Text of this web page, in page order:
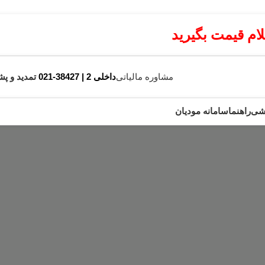
قیمت بگیرید
مشاوره مالیاتیداخلی 2 | 38427-021 تمدید و
راهنماسامانه مودیان